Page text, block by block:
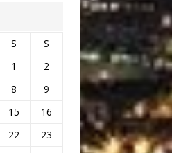
S
S
1
2
8
9
15
16
22
23